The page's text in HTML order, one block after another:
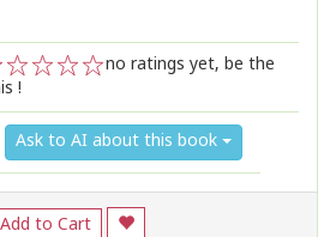
2
no ratings yet, be the
!
Ask to AI about this book
Add to Cart